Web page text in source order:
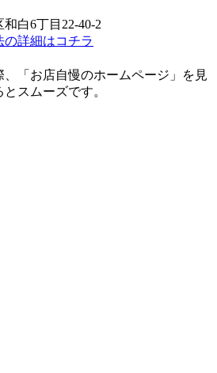
白6丁目22-40-2
の詳細はコチラ
「お店自慢のホームページ」を見
スムーズです。